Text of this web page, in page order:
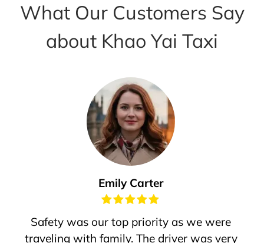
What Our Customers Say
about Khao Yai Taxi
Emily Carter
Safety was our top priority as we were
traveling with family. The driver was very